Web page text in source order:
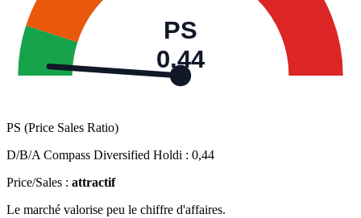
PS
0,44
PS (Price Sales Ratio)
D/B/A Compass Diversified Holdi : 0,44
Price/Sales : attractif
Le marché valorise peu le chiffre d'affaires.